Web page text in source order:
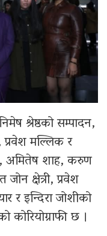
श्रेष्ठको सम्पादन,
प्रवेश मल्लिक र
अमितेष शाह, करुण
क्षेत्री, प्रवेश
र इन्दिरा जोशीको
कोरियोग्राफी छ ।